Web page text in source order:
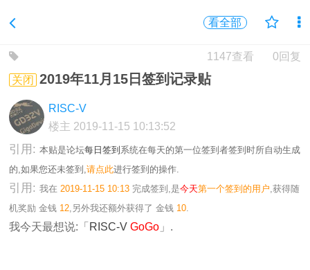
看全部
0回复
1147查看
关闭 2019年11月15日签到记录贴
RISC-V
楼主 2019-11-15 10:13:52
引用:本贴是论坛每日签到系统在每天的第一位签到者签到时所自动生成
的,如果您还未签到,请点此进行签到的操作.
引用:我在 2019-11-15 10:13 完成签到,是今天第一个签到的用户 ,获得随
机奖励金钱 12 ,另外我还额外获得了 金钱 10
我今天最想说:「 RISC-V GoGo 」.